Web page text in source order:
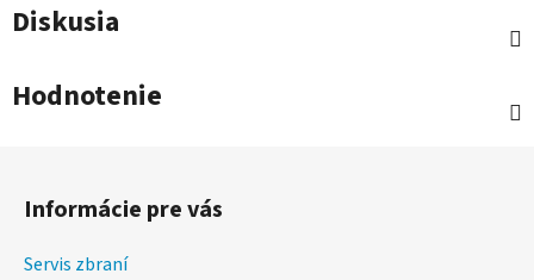
Diskusia
Hodnotenie
Informácie pre vás
Servis zbraní